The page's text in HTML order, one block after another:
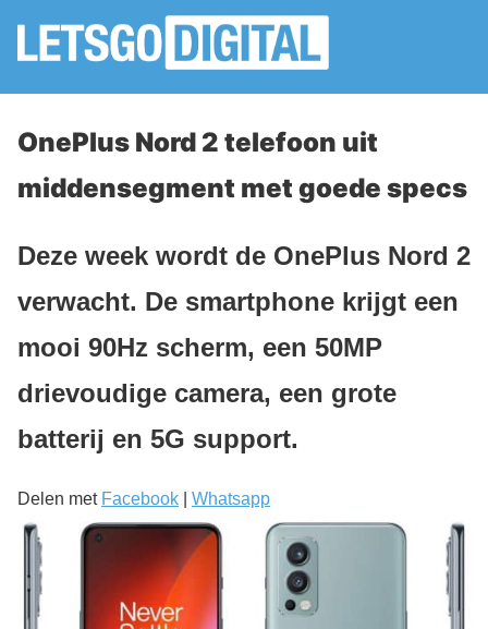
OnePlus Nord 2 telefoon uit
middensegment met goede specs
Deze week wordt de OnePlus Nord 2
verwacht. De smartphone krijgt een
mooi 90Hz scherm, een 50MP
drievoudige camera, een grote
batterij en 5G support.
Delen met Facebook Whatsapp